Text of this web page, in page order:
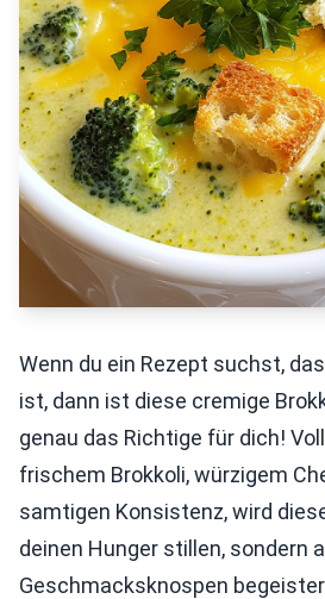
Wenn du ein Rezept suchst,
ist, dann ist diese cremige
genau das Richtige für dich!
frischem Brokkoli, würzigem
samtigen Konsistenz, wird
deinen Hunger stillen, sondern
Geschmacksknospen